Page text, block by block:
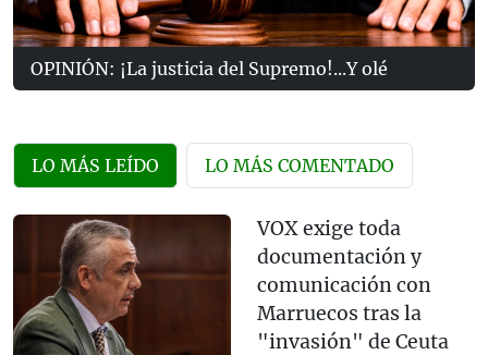
OPINIÓN: ¡La justicia del Supremo!...Y olé
LO MÁS LEÍDO LO MÁS COMENTADO
VOX exige toda
documentación y
comunicación con
Marruecos tras la
"invasión" de Ceuta